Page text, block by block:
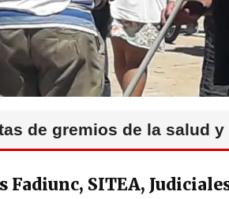
de gremios de la salud
Fadiunc, SITEA,